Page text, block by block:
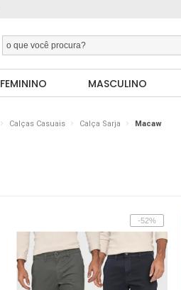
FEMININO MASCULINO
Calças Casuais Calça Sarja Macaw
-52%